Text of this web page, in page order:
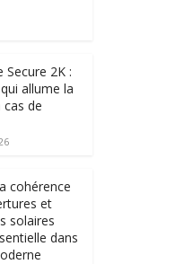
Secure 2K :
allume la
de
cohérence
et
solaires
dans